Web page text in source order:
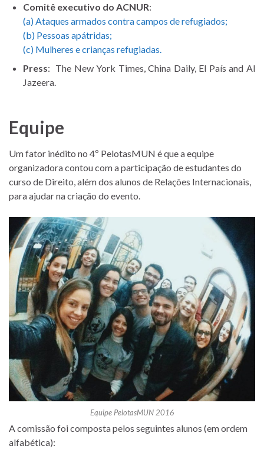
Comitê executivo do ACNUR:
(a) Ataques armados contra campos de refugiados;
(b) Pessoas apátridas;
(c) Mulheres e crianças refugiadas.
Press: The New York Times, China Daily, El País and Al
Jazeera.
Equipe
Um fator inédito no 4º PelotasMUN é que a equipe
organizadora contou com a participação de estudantes do
curso de Direito, além dos alunos de Relações Internacionais,
para ajudar na criação do evento.
Equipe PelotasMUN 2016
A comissão foi composta pelos seguintes alunos (em ordem
alfabética):